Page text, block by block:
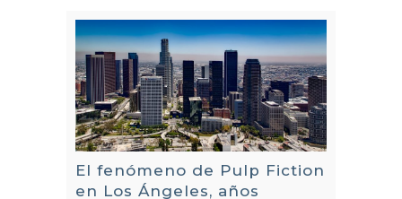
El fenómeno de Pulp Fiction
en Los Ángeles, años